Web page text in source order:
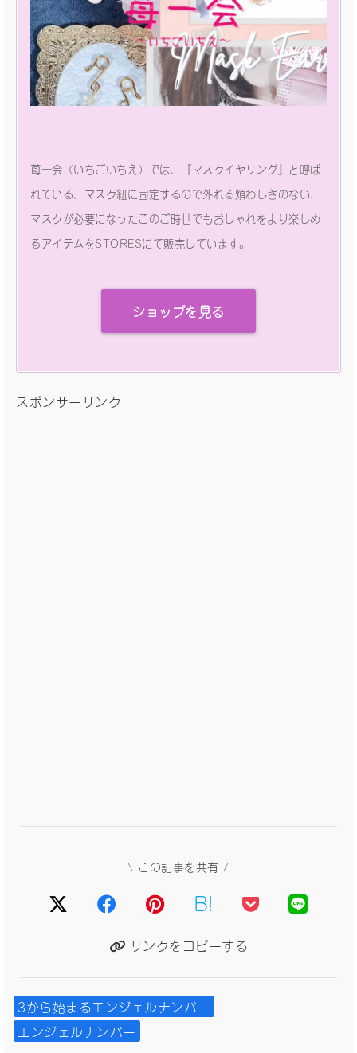
苺一会（いちごいちえ）では、『マスクイヤリング』と呼ば
れている、マスク紐に固定するので外れる煩わしさのない、
マスクが必要になったこのご時世でもおしゃれをより楽しめ
るアイテムをSTORESにて販売しています。
ショップを見る
スポンサーリンク
\ この記事を共有 /
B!
リンクをコピーする
3から始まるエンジェルナンバー
エンジェルナンバー